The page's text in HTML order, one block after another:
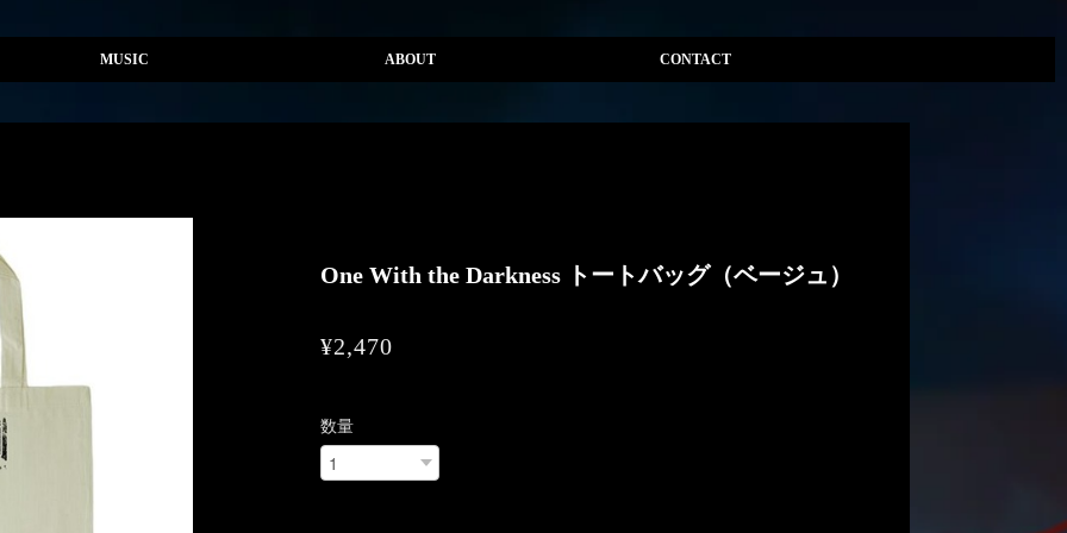
MUSIC ABOUT CONTACT
One With the Darkness トートバッグ（ベージュ）
¥2,470
数量